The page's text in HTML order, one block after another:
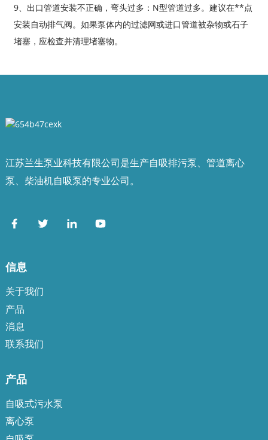
9、出口管道安装不正确，弯头过多：N型管道过多。建议在**点
安装自动排气阀。如果泵体内的过滤网或进口管道被杂物或石子
堵塞，应检查并清理堵塞物。
江苏兰生泵业科技有限公司是生产自吸排污泵、管道离心
泵、柴油机自吸泵的专业公司。
信息
关于我们
产品
消息
联系我们
产品
自吸式污水泵
离心泵